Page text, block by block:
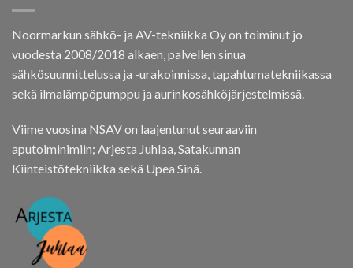
Noormarkun sähkö- ja AV-tekniikka Oy on toiminut jo
vuodesta 2008/2018 alkaen, palvellen sinua
sähkösuunnittelussa ja -urakoinnissa, tapahtumatekniikassa
sekä ilmalämpöpumppu ja aurinkosähköjärjestelmissä.
Viime vuosina NSAV on laajentunut seuraaviin
aputoiminimiin; Arjesta Juhlaa, Satakunnan
Kiinteistötekniikka sekä Upea Sinä.